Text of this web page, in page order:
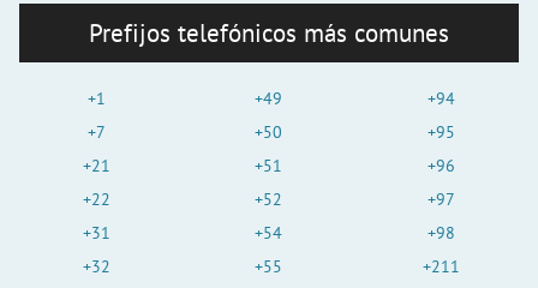
Prefijos telefónicos más comunes
+1
+7
+21
+22
+31
+32
+49
+50
+51
+52
+54
+55
+94
+95
+96
+97
+98
+211